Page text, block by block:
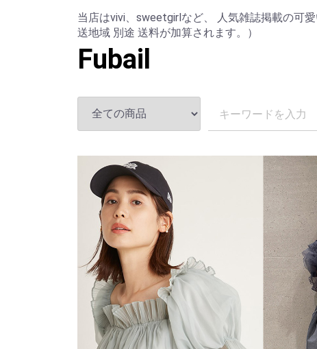
当店はvivi、sweetgirlなど、 人気雑誌掲載の可
送地域 別途 送料が加算されます。）
Fubail